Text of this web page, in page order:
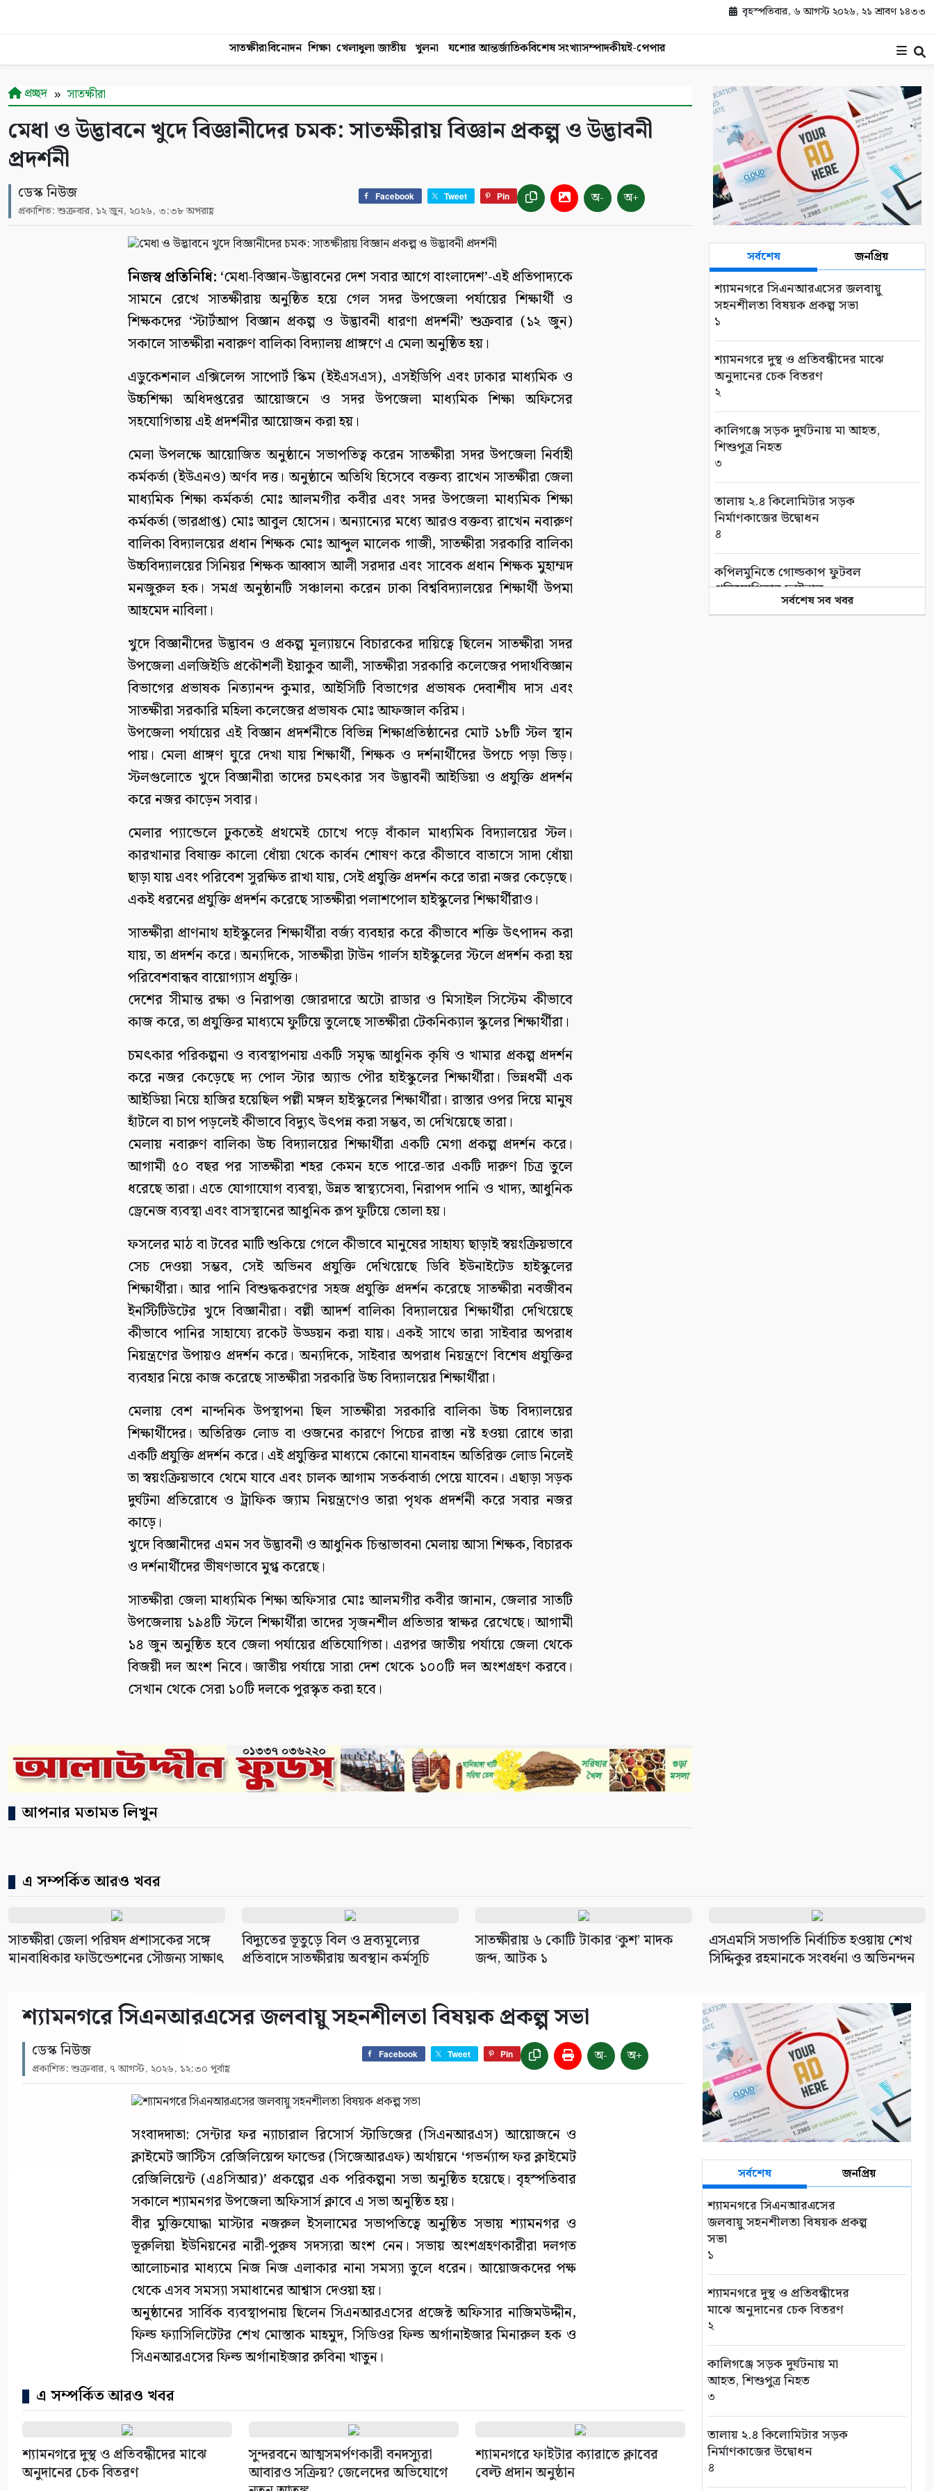
বৃহস্পতিবার, ৬ আগস্ট ২০২৬, ২১ শ্রাবণ ১৪৩৩
সাতক্ষীরাবিনোদন শিক্ষা খেলাধুলা জাতীয় খুলনা যশোর আন্তর্জাতিকবিশেষ সংখ্যাসম্পাদকীয়ই-পেপার
প্রচ্ছদ সাতক্ষীরা
মেধা ও উদ্ভাবনে খুদে বিজ্ঞানীদের চমক: সাতক্ষীরায় বিজ্ঞান প্রকল্প ও উদ্ভাবনী
প্রদর্শনী
ডেস্ক নিউজ
প্রকাশিত: শুক্রবার, ১২ জুন, ২০২৬, ৩:৩৮ অপরাহ্ণ
Facebook Tweet Pin অ- অ+
নিজস্ব প্রতিনিধি: ‘মেধা-বিজ্ঞান-উদ্ভাবনের দেশ সবার আগে বাংলাদেশ’-এই প্রতিপাদ্যকে
সামনে রেখে সাতক্ষীরায় অনুষ্ঠিত হয়ে গেল সদর উপজেলা পর্যায়ের শিক্ষার্থী ও
শিক্ষকদের ‘স্টার্টআপ বিজ্ঞান প্রকল্প ও উদ্ভাবনী ধারণা প্রদর্শনী’ শুক্রবার (১২ জুন)
সকালে সাতক্ষীরা নবারুণ বালিকা বিদ্যালয় প্রাঙ্গণে এ মেলা অনুষ্ঠিত হয়।
এডুকেশনাল এক্সিলেন্স সাপোর্ট স্কিম (ইইএসএস), এসইডিপি এবং ঢাকার মাধ্যমিক ও
উচ্চশিক্ষা অধিদপ্তরের আয়োজনে ও সদর উপজেলা মাধ্যমিক শিক্ষা অফিসের
সহযোগিতায় এই প্রদর্শনীর আয়োজন করা হয়।
মেলা উপলক্ষে আয়োজিত অনুষ্ঠানে সভাপতিত্ব করেন সাতক্ষীরা সদর উপজেলা নির্বাহী
কর্মকর্তা (ইউএনও) অর্ণব দত্ত। অনুষ্ঠানে অতিথি হিসেবে বক্তব্য রাখেন সাতক্ষীরা জেলা
মাধ্যমিক শিক্ষা কর্মকর্তা মোঃ আলমগীর কবীর এবং সদর উপজেলা মাধ্যমিক শিক্ষা
কর্মকর্তা (ভারপ্রাপ্ত) মোঃ আবুল হোসেন। অন্যান্যের মধ্যে আরও বক্তব্য রাখেন নবারুণ
বালিকা বিদ্যালয়ের প্রধান শিক্ষক মোঃ আব্দুল মালেক গাজী, সাতক্ষীরা সরকারি বালিকা
উচ্চবিদ্যালয়ের সিনিয়র শিক্ষক আব্বাস আলী সরদার এবং সাবেক প্রধান শিক্ষক মুহাম্মদ
মনজুরুল হক। সমগ্র অনুষ্ঠানটি সঞ্চালনা করেন ঢাকা বিশ্ববিদ্যালয়ের শিক্ষার্থী উপমা
আহমেদ নাবিলা।
খুদে বিজ্ঞানীদের উদ্ভাবন ও প্রকল্প মূল্যায়নে বিচারকের দায়িত্বে ছিলেন সাতক্ষীরা সদর
উপজেলা এলজিইডি প্রকৌশলী ইয়াকুব আলী, সাতক্ষীরা সরকারি কলেজের পদার্থবিজ্ঞান
বিভাগের প্রভাষক নিত্যানন্দ কুমার, আইসিটি বিভাগের প্রভাষক দেবাশীষ দাস এবং
সাতক্ষীরা সরকারি মহিলা কলেজের প্রভাষক মোঃ আফজাল করিম।
উপজেলা পর্যায়ের এই বিজ্ঞান প্রদর্শনীতে বিভিন্ন শিক্ষাপ্রতিষ্ঠানের মোট ১৮টি স্টল স্থান
পায়। মেলা প্রাঙ্গণ ঘুরে দেখা যায় শিক্ষার্থী, শিক্ষক ও দর্শনার্থীদের উপচে পড়া ভিড়।
স্টলগুলোতে খুদে বিজ্ঞানীরা তাদের চমৎকার সব উদ্ভাবনী আইডিয়া ও প্রযুক্তি প্রদর্শন
করে নজর কাড়েন সবার।
মেলার প্যান্ডেলে ঢুকতেই প্রথমেই চোখে পড়ে বাঁকাল মাধ্যমিক বিদ্যালয়ের স্টল।
কারখানার বিষাক্ত কালো ধোঁয়া থেকে কার্বন শোষণ করে কীভাবে বাতাসে সাদা ধোঁয়া
ছাড়া যায় এবং পরিবেশ সুরক্ষিত রাখা যায়, সেই প্রযুক্তি প্রদর্শন করে তারা নজর কেড়েছে।
একই ধরনের প্রযুক্তি প্রদর্শন করেছে সাতক্ষীরা পলাশপোল হাইস্কুলের শিক্ষার্থীরাও।
সাতক্ষীরা প্রাণনাথ হাইস্কুলের শিক্ষার্থীরা বর্জ্য ব্যবহার করে কীভাবে শক্তি উৎপাদন করা
যায়, তা প্রদর্শন করে। অন্যদিকে, সাতক্ষীরা টাউন গার্লস হাইস্কুলের স্টলে প্রদর্শন করা হয়
পরিবেশবান্ধব বায়োগ্যাস প্রযুক্তি।
দেশের সীমান্ত রক্ষা ও নিরাপত্তা জোরদারে অটো রাডার ও মিসাইল সিস্টেম কীভাবে
কাজ করে, তা প্রযুক্তির মাধ্যমে ফুটিয়ে তুলেছে সাতক্ষীরা টেকনিক্যাল স্কুলের শিক্ষার্থীরা।
চমৎকার পরিকল্পনা ও ব্যবস্থাপনায় একটি সমৃদ্ধ আধুনিক কৃষি ও খামার প্রকল্প প্রদর্শন
করে নজর কেড়েছে দ্য পোল স্টার অ্যান্ড পৌর হাইস্কুলের শিক্ষার্থীরা। ভিন্নধর্মী এক
আইডিয়া নিয়ে হাজির হয়েছিল পল্লী মঙ্গল হাইস্কুলের শিক্ষার্থীরা। রাস্তার ওপর দিয়ে মানুষ
হাঁটলে বা চাপ পড়লেই কীভাবে বিদ্যুৎ উৎপন্ন করা সম্ভব, তা দেখিয়েছে তারা।
মেলায় নবারুণ বালিকা উচ্চ বিদ্যালয়ের শিক্ষার্থীরা একটি মেগা প্রকল্প প্রদর্শন করে।
আগামী ৫০ বছর পর সাতক্ষীরা শহর কেমন হতে পারে-তার একটি দারুণ চিত্র তুলে
ধরেছে তারা। এতে যোগাযোগ ব্যবস্থা, উন্নত স্বাস্থ্যসেবা, নিরাপদ পানি ও খাদ্য, আধুনিক
ড্রেনেজ ব্যবস্থা এবং বাসস্থানের আধুনিক রূপ ফুটিয়ে তোলা হয়।
ফসলের মাঠ বা টবের মাটি শুকিয়ে গেলে কীভাবে মানুষের সাহায্য ছাড়াই স্বয়ংক্রিয়ভাবে
সেচ দেওয়া সম্ভব, সেই অভিনব প্রযুক্তি দেখিয়েছে ডিবি ইউনাইটেড হাইস্কুলের
শিক্ষার্থীরা। আর পানি বিশুদ্ধকরণের সহজ প্রযুক্তি প্রদর্শন করেছে সাতক্ষীরা নবজীবন
ইনস্টিটিউটের খুদে বিজ্ঞানীরা। বল্লী আদর্শ বালিকা বিদ্যালয়ের শিক্ষার্থীরা দেখিয়েছে
কীভাবে পানির সাহায্যে রকেট উড্ডয়ন করা যায়। একই সাথে তারা সাইবার অপরাধ
নিয়ন্ত্রণের উপায়ও প্রদর্শন করে। অন্যদিকে, সাইবার অপরাধ নিয়ন্ত্রণে বিশেষ প্রযুক্তির
ব্যবহার নিয়ে কাজ করেছে সাতক্ষীরা সরকারি উচ্চ বিদ্যালয়ের শিক্ষার্থীরা।
মেলায় বেশ নান্দনিক উপস্থাপনা ছিল সাতক্ষীরা সরকারি বালিকা উচ্চ বিদ্যালয়ের
শিক্ষার্থীদের। অতিরিক্ত লোড বা ওজনের কারণে পিচের রাস্তা নষ্ট হওয়া রোধে তারা
একটি প্রযুক্তি প্রদর্শন করে। এই প্রযুক্তির মাধ্যমে কোনো যানবাহন অতিরিক্ত লোড নিলেই
তা স্বয়ংক্রিয়ভাবে থেমে যাবে এবং চালক আগাম সতর্কবার্তা পেয়ে যাবেন। এছাড়া সড়ক
দুর্ঘটনা প্রতিরোধে ও ট্রাফিক জ্যাম নিয়ন্ত্রণেও তারা পৃথক প্রদর্শনী করে সবার নজর
কাড়ে।
খুদে বিজ্ঞানীদের এমন সব উদ্ভাবনী ও আধুনিক চিন্তাভাবনা মেলায় আসা শিক্ষক, বিচারক
ও দর্শনার্থীদের ভীষণভাবে মুগ্ধ করেছে।
সাতক্ষীরা জেলা মাধ্যমিক শিক্ষা অফিসার মোঃ আলমগীর কবীর জানান, জেলার সাতটি
উপজেলায় ১৯৪টি স্টলে শিক্ষার্থীরা তাদের সৃজনশীল প্রতিভার স্বাক্ষর রেখেছে। আগামী
১৪ জুন অনুষ্ঠিত হবে জেলা পর্যায়ের প্রতিযোগিতা। এরপর জাতীয় পর্যায়ে জেলা থেকে
বিজয়ী দল অংশ নিবে। জাতীয় পর্যায়ে সারা দেশ থেকে ১০০টি দল অংশগ্রহণ করবে।
সেখান থেকে সেরা ১০টি দলকে পুরস্কৃত করা হবে।
আপনার মতামত লিখুন
সর্বশেষ জনপ্রিয়
শ্যামনগরে সিএনআরএসের জলবায়ু
সহনশীলতা বিষয়ক প্রকল্প সভা
১
শ্যামনগরে দুস্থ ও প্রতিবন্ধীদের মাঝে
অনুদানের চেক বিতরণ
২
কালিগঞ্জে সড়ক দুর্ঘটনায় মা আহত,
শিশুপুত্র নিহত
৩
তালায় ২.৪ কিলোমিটার সড়ক
নির্মাণকাজের উদ্বোধন
৪
কপিলমুনিতে গোল্ডকাপ ফুটবল
প্রতিযোগিতার ফাইনাল
সর্বশেষ সব খবর
এ সম্পর্কিত আরও খবর
সাতক্ষীরা জেলা পরিষদ প্রশাসকের সঙ্গে
মানবাধিকার ফাউন্ডেশনের সৌজন্য সাক্ষাৎ
বিদ্যুতের ভূতুড়ে বিল ও দ্রব্যমূল্যের
প্রতিবাদে সাতক্ষীরায় অবস্থান কর্মসূচি
সাতক্ষীরায় ৬ কোটি টাকার ‘কুশ’ মাদক
জব্দ, আটক ১
এসএমসি সভাপতি নির্বাচিত হওয়ায় শেখ
সিদ্দিকুর রহমানকে সংবর্ধনা ও অভিনন্দন
শ্যামনগরে সিএনআরএসের জলবায়ু সহনশীলতা বিষয়ক প্রকল্প সভা
ডেস্ক নিউজ
প্রকাশিত: শুক্রবার, ৭ আগস্ট, ২০২৬, ১২:৩০ পূর্বাহ্ণ
Facebook Tweet Pin অ- অ+
সংবাদদাতা: সেন্টার ফর ন্যাচারাল রিসোর্স স্টাডিজের (সিএনআরএস) আয়োজনে ও
ক্লাইমেট জাস্টিস রেজিলিয়েন্স ফান্ডের (সিজেআরএফ) অর্থায়নে ‘গভর্ন্যান্স ফর ক্লাইমেট
রেজিলিয়েন্ট (এ৪সিআর)’ প্রকল্পের এক পরিকল্পনা সভা অনুষ্ঠিত হয়েছে। বৃহস্পতিবার
সকালে শ্যামনগর উপজেলা অফিসার্স ক্লাবে এ সভা অনুষ্ঠিত হয়।
বীর মুক্তিযোদ্ধা মাস্টার নজরুল ইসলামের সভাপতিত্বে অনুষ্ঠিত সভায় শ্যামনগর ও
ভূরুলিয়া ইউনিয়নের নারী-পুরুষ সদস্যরা অংশ নেন। সভায় অংশগ্রহণকারীরা দলগত
আলোচনার মাধ্যমে নিজ নিজ এলাকার নানা সমস্যা তুলে ধরেন। আয়োজকদের পক্ষ
থেকে এসব সমস্যা সমাধানের আশ্বাস দেওয়া হয়।
অনুষ্ঠানের সার্বিক ব্যবস্থাপনায় ছিলেন সিএনআরএসের প্রজেক্ট অফিসার নাজিমউদ্দীন,
ফিল্ড ফ্যাসিলিটেটর শেখ মোস্তাক মাহমুদ, সিডিওর ফিল্ড অর্গানাইজার মিনারুল হক ও
সিএনআরএসের ফিল্ড অর্গানাইজার রুবিনা খাতুন।
এ সম্পর্কিত আরও খবর
শ্যামনগরে দুস্থ ও প্রতিবন্ধীদের মাঝে
অনুদানের চেক বিতরণ
সুন্দরবনে আত্মসমর্পণকারী বনদস্যুরা
আবারও সক্রিয়? জেলেদের অভিযোগে
শ্যামনগরে ফাইটার ক্যারাতে ক্লাবের
বেল্ট প্রদান অনুষ্ঠান
সর্বশেষ জনপ্রিয়
শ্যামনগরে সিএনআরএসের
জলবায়ু সহনশীলতা বিষয়ক প্রকল্প
সভা
১
শ্যামনগরে দুস্থ ও প্রতিবন্ধীদের
মাঝে অনুদানের চেক বিতরণ
২
কালিগঞ্জে সড়ক দুর্ঘটনায় মা
আহত, শিশুপুত্র নিহত
৩
তালায় ২.৪ কিলোমিটার সড়ক
নির্মাণকাজের উদ্বোধন
৪